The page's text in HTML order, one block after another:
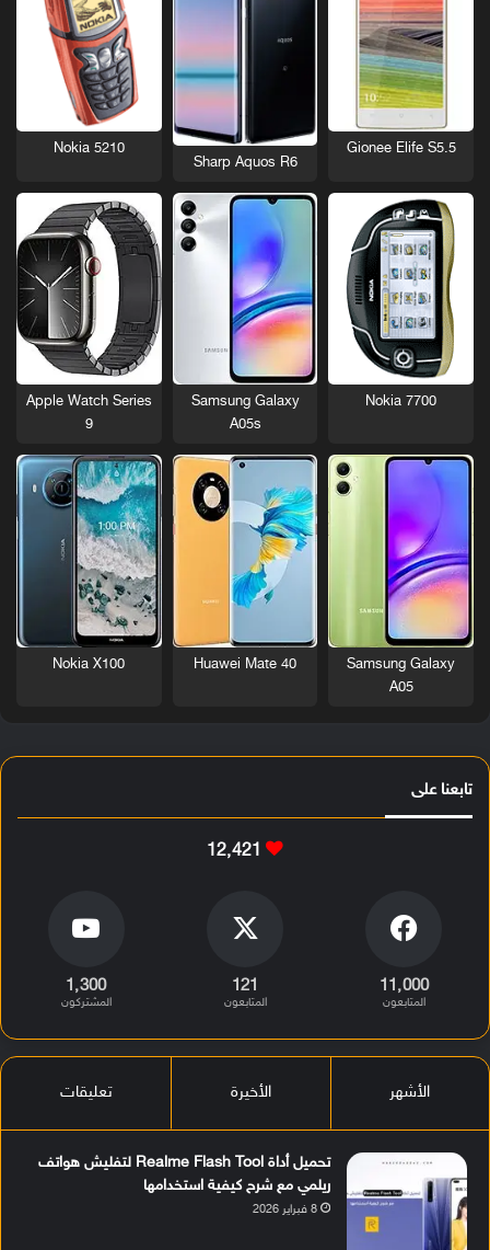
Gionee Elife S5.5
Sharp Aquos R6
Nokia 5210
Nokia 7700
Samsung Galaxy
A05s
Apple Watch Series
9
Samsung Galaxy
A05
Huawei Mate 40
Nokia X100
تابعنا على
12٬421
11٬000
المتابعون
121
المتابعون
1٬300
المشتركون
الأشهر الأخيرة تعليقات
تحميل أداة Realme Flash Tool لتفليش هواتف
ريلمي مع شرح كيفية استخدامها
8 فبراير 2026